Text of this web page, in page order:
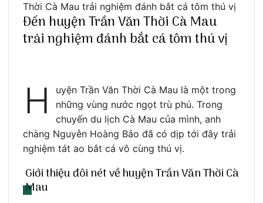
Thời Cà Mau trải nghiệm đánh bắt cá tôm thú vị
Đến huyện Trần Văn Thời Cà Mau
trải nghiệm đánh bắt cá tôm thú vị
H
uyện Trần Văn Thời Cà Mau là một trong
những vùng nước ngọt trù phú. Trong
chuyến du lịch Cà Mau của mình, anh
chàng Nguyễn Hoàng Bảo đã có dịp tới đây trải
nghiệm tát ao bắt cá vô cùng thú vị.
Giới thiệu đôi nét về huyện Trần Văn Thời Cà
Mau